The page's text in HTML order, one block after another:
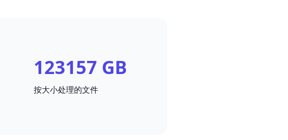
123157 GB
按大小处理的文件